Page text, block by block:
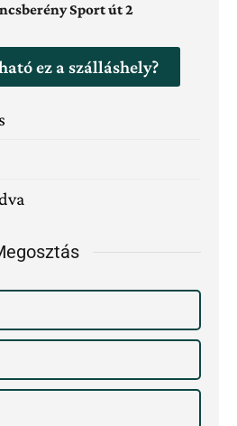
Sport út 2
ez a szálláshely?